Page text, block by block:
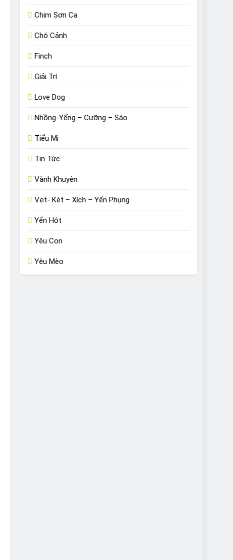
Chim Sơn Ca
Chó Cảnh
Finch
Giải Trí
Love Dog
Nhồng-Yểng – Cưỡng – Sáo
Tiểu Mi
Tin Tức
Vành Khuyên
Vẹt- Két – Xích – Yến Phụng
Yến Hót
Yêu Con
Yêu Mèo